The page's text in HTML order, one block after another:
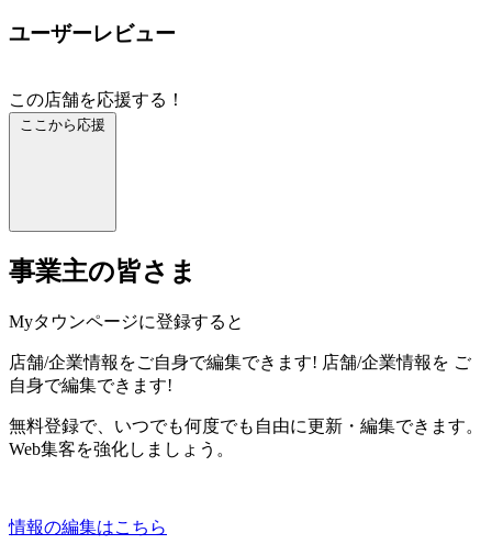
ユーザーレビュー
この店舗を応援する！
ここから応援
事業主の皆さま
Myタウンページに登録すると
店舗/企業情報をご自身で編集できます! 店舗/企業情報を ご
自身で編集できます!
無料登録で、いつでも何度でも自由に更新・編集できます。
Web集客を強化しましょう。
情報の編集はこちら